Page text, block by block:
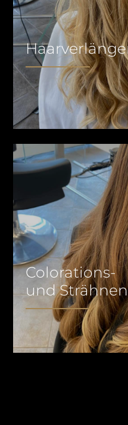
Colorations-
und